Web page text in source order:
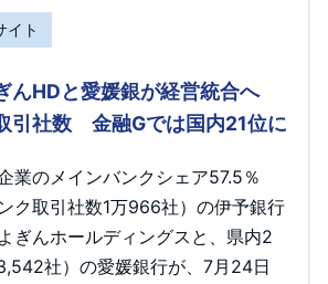
イト
んHDと愛媛銀が経営統合へ
引社数 金融Gでは国内21位に
業のメインバンクシェア57.5％
ク取引社数1万966社）の伊予銀行
ぎんホールディングスと、県内2
社）の愛媛銀行が、7月24日